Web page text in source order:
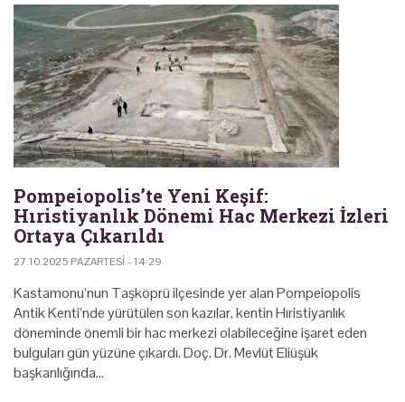
Pompeiopolis’te Yeni Keşif:
Hıristiyanlık Dönemi Hac Merkezi İzleri
Ortaya Çıkarıldı
27.10.2025 PAZARTESI - 14:29
Kastamonu’nun Taşköprü ilçesinde yer alan Pompeiopolis
Antik Kenti’nde yürütülen son kazılar, kentin Hıristiyanlık
döneminde önemli bir hac merkezi olabileceğine işaret eden
bulguları gün yüzüne çıkardı. Doç. Dr. Mevlüt Eliüşük
başkanlığında…